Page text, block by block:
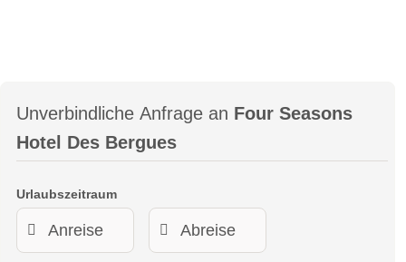
Unverbindliche Anfrage an Four Seasons
Hotel Des Bergues
Urlaubszeitraum